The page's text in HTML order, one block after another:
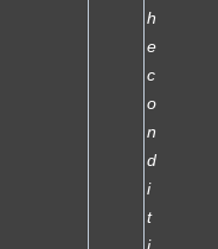
h
e
c
o
n
d
i
t
i